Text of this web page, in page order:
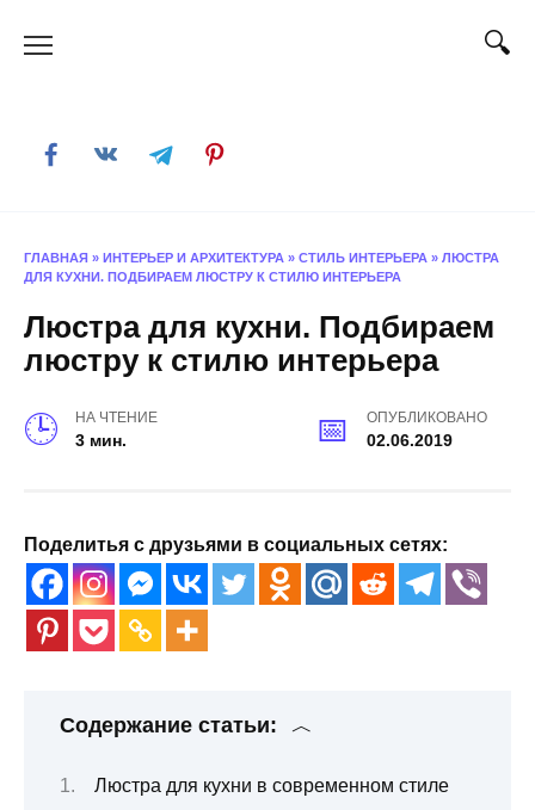
ГЛАВНАЯ » ИНТЕРЬЕР И АРХИТЕКТУРА » СТИЛЬ ИНТЕРЬЕРА » ЛЮСТРА
ДЛЯ КУХНИ. ПОДБИРАЕМ ЛЮСТРУ К СТИЛЮ ИНТЕРЬЕРА
Люстра для кухни. Подбираем
люстру к стилю интерьера
НА ЧТЕНИЕ
3 мин.
ОПУБЛИКОВАНО
02.06.2019
Поделитья с друзьями в социальных сетях:
Содержание статьи:
Люстра для кухни в современном стиле